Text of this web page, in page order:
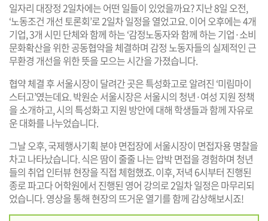
일자리 대장정 2일차에는 어떤 일들이 있었을까요? 지난 8일 오전,
‘노동조건 개선 토론회’로 2일차 일정을 열었고요. 이어 오후에는 4개
기업, 3개 시민 단체와 함께 하는 ‘감정노동자와 함께 하는 기업·소비
문화확산을 위한 공동협약을 체결하며 감정 노동자들의 실제적인 근
무환경 개선을 위한 뜻을 모으는 시간을 가졌습니다.
협약 체결 후 서울시장이 달려간 곳은 특성화고로 알려진 ‘미림마이
스터고’였는데요. 박원순 서울시장은 서울시의 청년·여성 지원 정책
을 소개하고, 시의 특성화고 지원 방안에 대해 학생들과 함께 자유로
운 대화를 나누었습니다.
그날 오후, 국제행사기획 분야 면접장에 서울시장이 면접자용 명찰을
차고 나타났습니다. 식은 땀이 줄줄 나는 압박 면접을 경험하며 청년
들의 취업 인터뷰 현장을 직접 체험했죠. 이후, 저녁 6시부터 진행된
종로 파고다 어학원에서 진행된 영어 강의로 2일차 일정은 마무리되
었습니다. 영상을 통해 현장의 뜨거운 열기를 함께 감상해보시죠!